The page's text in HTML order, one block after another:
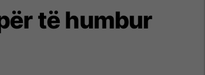
të humbur